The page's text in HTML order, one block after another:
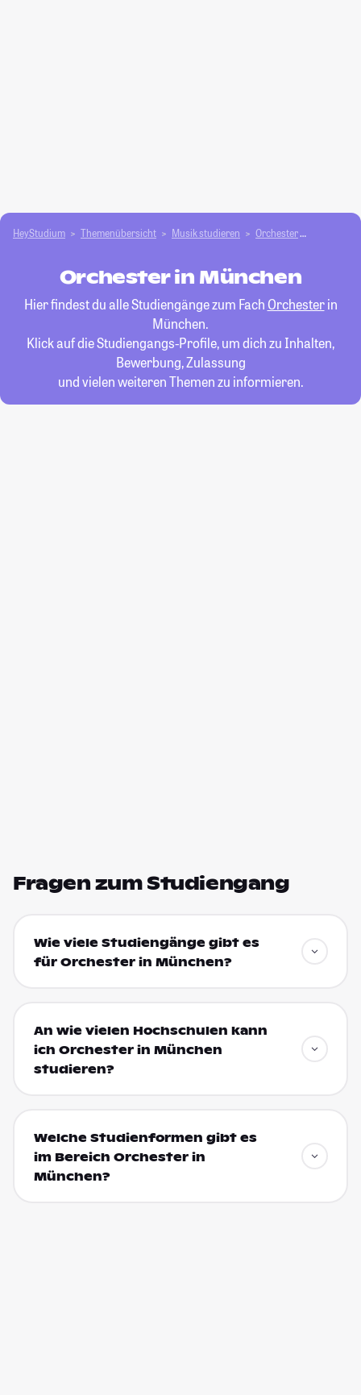
HeyStudium Themenübersicht Musik studieren Orchester
Orchester in München
Hier findest du alle Studiengänge zum Fach Orchesterin
München.
Klick auf die Studiengangs-Profile, um dich zu Inhalten,
Bewerbung, Zulassung
und vielen weiteren Themen zu informieren.
Fragen zum Studiengang
Wie viele Studiengänge gibt es
für Orchester in München?
An wie vielen Hochschulen kann
ich Orchester in München
studieren?
Welche Studienformen gibt es
im Bereich Orchester in
München?